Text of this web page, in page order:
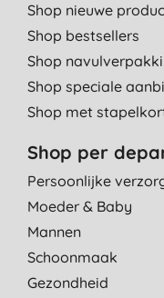
Shop nieuwe
Shop bestsellers
Shop
Shop speciale
Shop met
Shop per
Persoonlijke
Moeder & Baby
Mannen
Schoonmaak
Gezondheid